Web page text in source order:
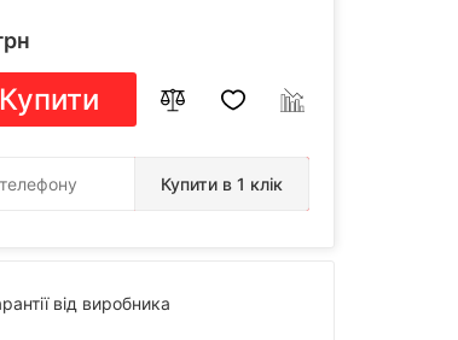
Купити
Купити в 1 клік
від виробника